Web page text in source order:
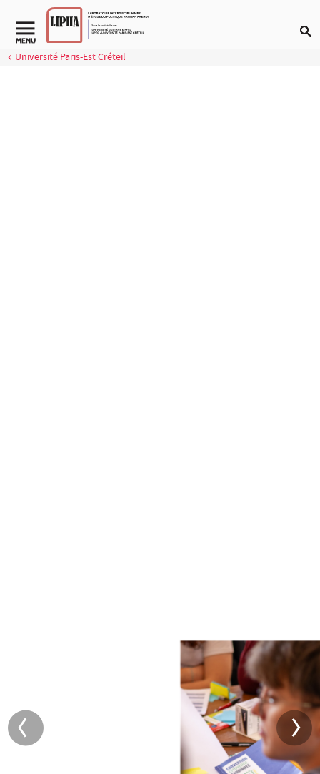
Aller au contenu
MENU
Université Paris-Est Créteil